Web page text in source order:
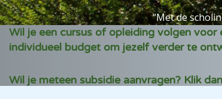
“Met de
Wil je een cursus of opleiding volgen
individueel budget om jezelf verder te
Wil je meteen subsidie aanvragen? Klik dan